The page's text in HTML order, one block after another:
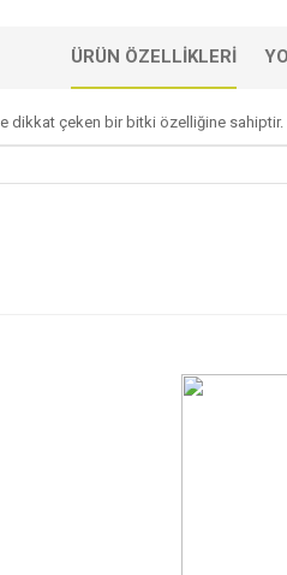
ÜRÜN ÖZELLIKLERI
dikkat çeken bir bitki özelliğine